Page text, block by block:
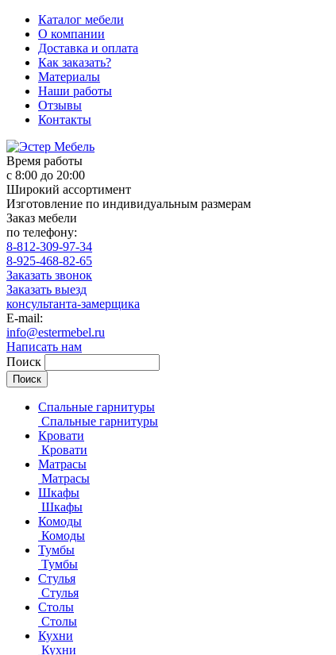
Каталог мебели
О компании
Доставка и оплата
Как заказать?
Материалы
Наши работы
Отзывы
Контакты
Время работы
с 8:00 до 20:00
Широкий ассортимент
Изготовление по индивидуальным размерам
Заказ мебели
по телефону:
8-812-309-97-34
8-925-468-82-65
Заказать звонок
Заказать выезд
консультанта-замерщика
E-mail:
info@estermebel.ru
Написать нам
Поиск
Спальные гарнитуры
Спальные гарнитуры
Кровати
Кровати
Матрасы
Матрасы
Шкафы
Шкафы
Комоды
Комоды
Тумбы
Тумбы
Стулья
Стулья
Столы
Столы
Кухни
Кухни